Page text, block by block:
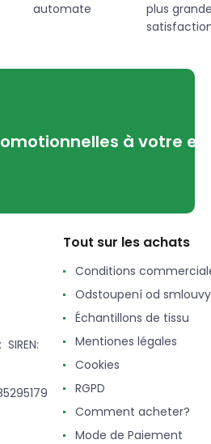
automate
plus
à votre
Tout sur les achats
Conditions
Odstoupení od smlouvy
Échantillons de tissu
Mentiones légales
Cookies
RGPD
Comment acheter?
Mode de Paiement